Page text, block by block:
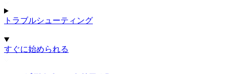
トラブルシューティング
すぐに始められる